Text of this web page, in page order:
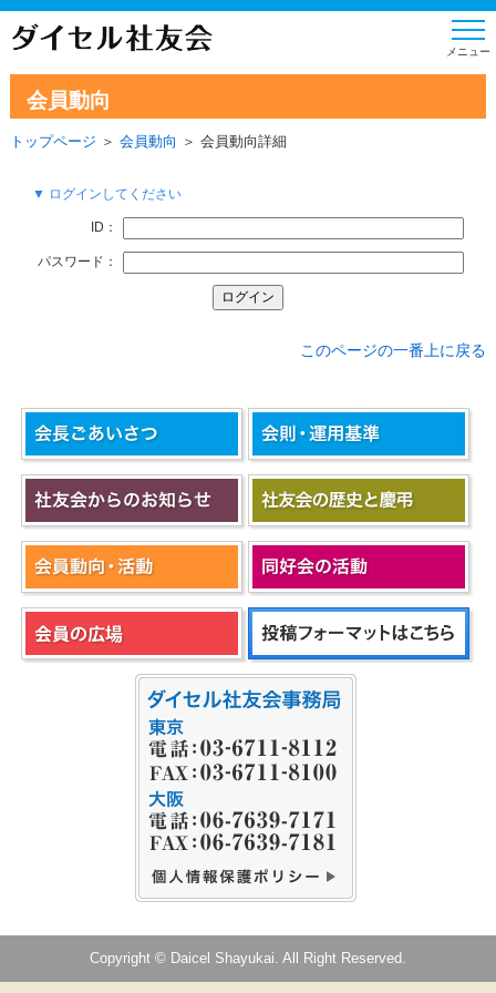
会員動向
トップページ ＞ 会員動向 ＞ 会員動向詳細
▼ ログインしてください
ID：
パスワード：
このページの一番上に戻る
Copyright © Daicel Shayukai. All Right Reserved.